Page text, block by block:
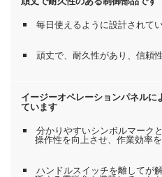
毎日使えるように設計されてい
頑丈で、耐久性があり、信頼
イージーオペレーションパネル
ています
分かりやすいシンボルマーク
操作性を向上させ、作業効率
ハンドルスイッチを離してが